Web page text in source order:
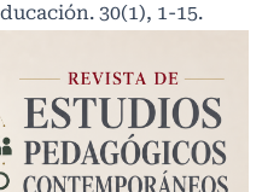
30(1), 1-15.